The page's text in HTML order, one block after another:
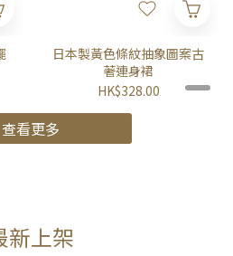
日本製黃色條紋抽象圖案古
著連身裙
HK$328.00
查看更多
新上架